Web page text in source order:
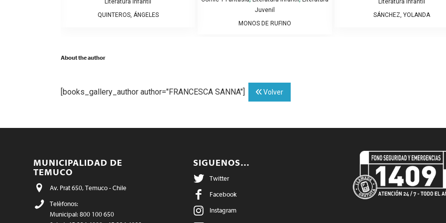
Literatura Infantil
QUINTEROS, ÁNGELES
Juvenil
MONOS DE RUFINO
Literatura Infantil
SÁNCHEZ, YOLANDA
About the author
[books_gallery_author author="FRANCESCA SANNA"] Volver
MUNICIPALIDAD DE
TEMUCO
Av. Prat 650, Temuco - Chile
Teléfonos:
Municipal: 800 100 650
SIGUENOS…
Twitter
Facebook
Instagram